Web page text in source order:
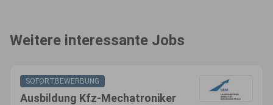
Weitere interessante Jobs
SOFORTBEWERBUNG
Ausbildung Kfz-Mechatroniker